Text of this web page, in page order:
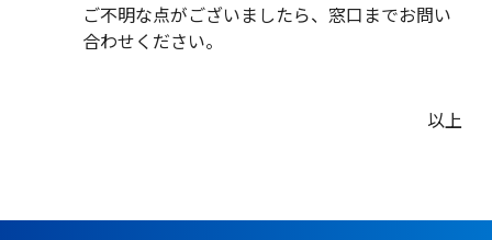
ご不明な点がございましたら、窓口までお問い
合わせください。
以上